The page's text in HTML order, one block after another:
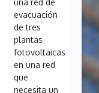
evacuación
de tres
plantas
fotovoltaicas
en una red
que
necesita un